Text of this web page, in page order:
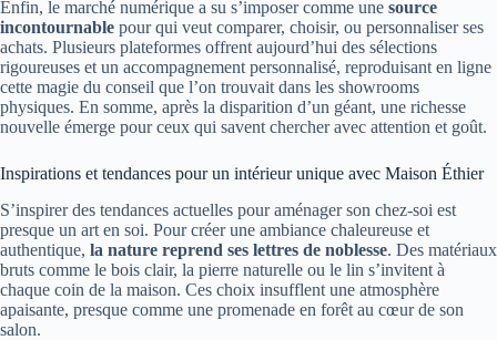
Enfin, le marché numérique a su s’imposer comme une source
incontournable pour qui veut comparer, choisir, ou personnaliser ses
achats. Plusieurs plateformes offrent aujourd’hui des sélections
rigoureuses et un accompagnement personnalisé, reproduisant en ligne
cette magie du conseil que l’on trouvait dans les showrooms
physiques. En somme, après la disparition d’un géant, une richesse
nouvelle émerge pour ceux qui savent chercher avec attention et goût.
Inspirations et tendances pour un intérieur unique avec Maison Éthier
S’inspirer des tendances actuelles pour aménager son chez-soi est
presque un art en soi. Pour créer une ambiance chaleureuse et
authentique, la nature reprend ses lettres de noblesse. Des matériaux
bruts comme le bois clair, la pierre naturelle ou le lin s’invitent à
chaque coin de la maison. Ces choix insufflent une atmosphère
apaisante, presque comme une promenade en forêt au cœur de son
salon.